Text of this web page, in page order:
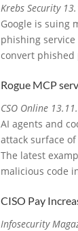
Krebs Security
Google is suing
phishing
convert phished
Rogue MCP
CSO Online
AI agents and
attack surface
The latest
malicious code
CISO Pay
Infosecurity